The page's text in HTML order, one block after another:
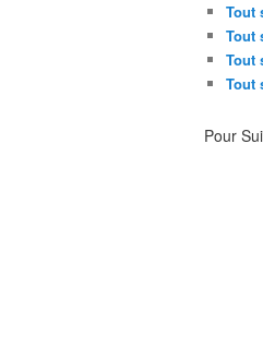
Tout
Tout
Tout
Tout
Pour